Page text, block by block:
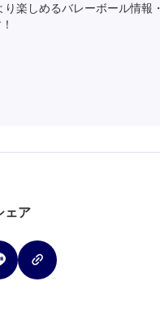
楽しめるバレーボール情報
ェア